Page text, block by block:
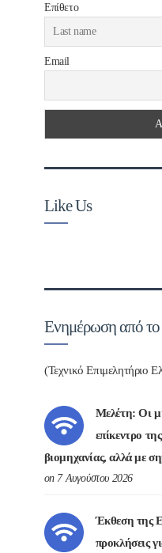
Επίθετο
Email
Like Us
Ενημέρωση από
(Τεχνικό Επιμελητήριο
Μελέτη: Οι
επίκεντρο
βιομηχανίας, αλλά με
on 7 Αυγούστου 2026
Έκθεση της
προκλήσεις